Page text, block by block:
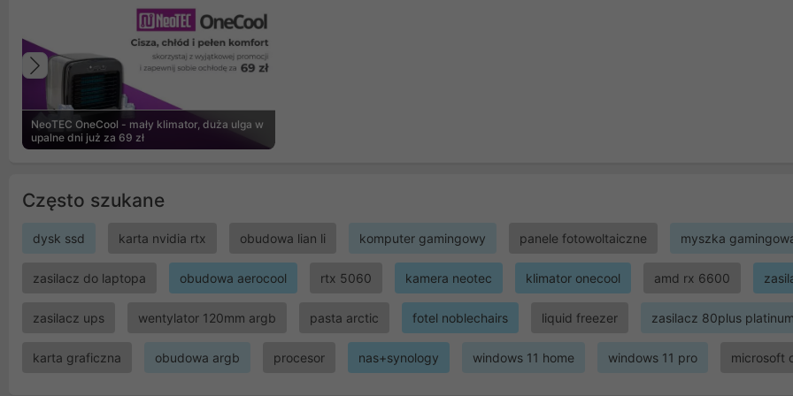
NeoTEC OneCool - mały klimator, duża ulga w
upalne dni już za 69 zł
Poprzedni
Często szukane
dysk ssd karta nvidia rtx obudowa lian li komputer gamingowy panele fotowoltaiczne myszka
zasilacz do laptopa obudowa aerocool rtx 5060 kamera neotec klimator onecool amd rx 6600
zasilacz ups wentylator 120mm argb pasta arctic fotel noblechairs liquid freezer zasilacz 80plus platinum
karta graficzna obudowa argb procesor nas+synology windows 11 home windows 11 pro microsoft